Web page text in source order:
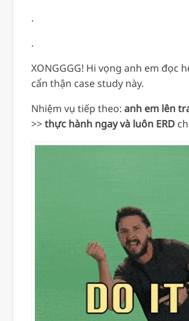
.
.
XONGGGG! Hi vọng anh em đọc
cẩn thận case study này.
Nhiệm vụ tiếp theo: anh em lên
>>thực hành ngay và luôn ERD